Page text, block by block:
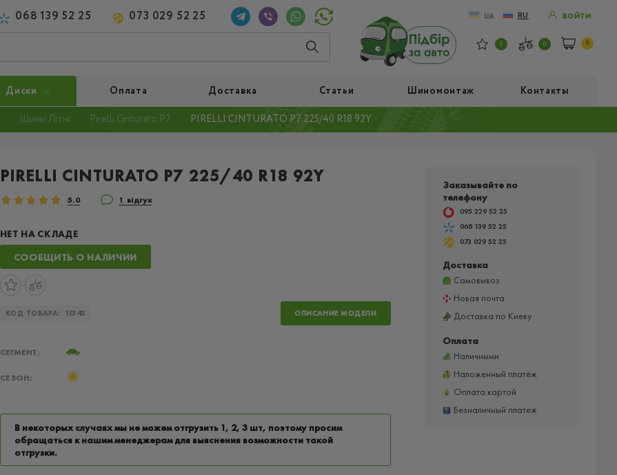
068 139 52 25 073 029 52 25 UA RU ВОЙТИ
0 0 0
Диски Оплата Доставка Статьи Шиномонтаж Контакты
Шины Літні Pirelli Cinturato P7 PIRELLI CINTURATO P7 225/40 R18 92Y
PIRELLI CINTURATO P7 225/40 R18 92Y
5.0 1 відгук
НЕТ НА СКЛАДЕ
СООБЩИТЬ О НАЛИЧИИ
КОД ТОВАРА: 11343 ОПИСАНИЕ МОДЕЛИ
СЕГМЕНТ:
СЕЗОН:
В некоторых случаях мы не можем отгрузить 1, 2, 3 шт, поэтому просим
обращаться к нашим менеджерам для выяснения возможности такой
отгрузки.
Заказывайте по
телефону
095 229 52 25
068 139 52 25
073 029 52 25
Доставка
Самовывоз
Новая почта
Доставка по Киеву
Оплата
Наличными
Наложенный платёж
Оплата картой
Безналичный платеж